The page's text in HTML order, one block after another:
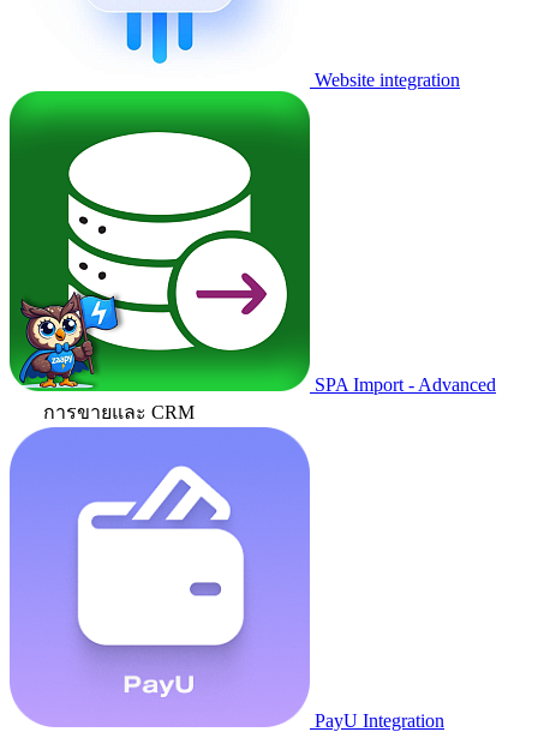
Website integration
SPA Import - Advanced
การขายและ CRM
PayU Integration